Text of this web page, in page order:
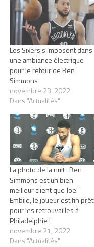
Les Sixers s’imposent dans
une ambiance électrique
pour le retour de Ben
Simmons
novembre 23, 2022
Dans "Actualités"
La photo de la nuit : Ben
Simmons est un bien
meilleur client que Joel
Embiid, le joueur est fin prêt
pour les retrouvailles à
Philadelphie !
novembre 21, 2022
Dans "Actualités"